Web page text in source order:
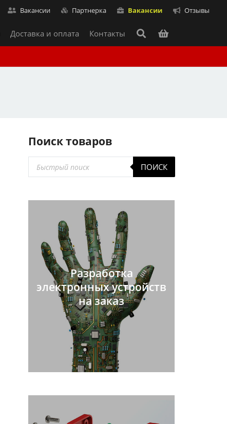
Вакансии Партнерка Вакансии Отзывы
Доставка и оплата Контакты
Поиск товаров
Поиск
товаров
ПОИСК
Разработка
электронных устройств
на заказ